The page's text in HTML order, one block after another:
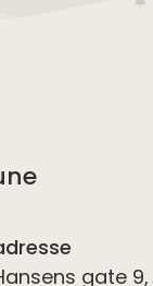
gate